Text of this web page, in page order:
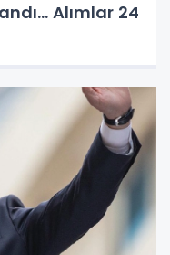
Alımlar 24